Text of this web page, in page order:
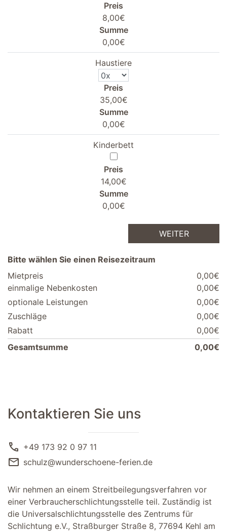
Preis
8,00€
Summe
0,00€
Haustiere
Preis
35,00€
Summe
0,00€
Kinderbett
Preis
14,00€
Summe
0,00€
WEITER
Bitte wählen Sie einen Reisezeitraum
Mietpreis
0,00€
einmalige Nebenkosten
0,00€
optionale Leistungen
0,00€
Zuschläge
0,00€
Rabatt
0,00€
Gesamtsumme
0,00€
Kontaktieren Sie uns
call +49 173 92 0 97 11
mail schulz@wunderschoene-ferien.de
Wir nehmen an einem Streitbeilegungsverfahren vor
einer Verbraucherschlichtungsstelle teil. Zuständig ist
die Universalschlichtungsstelle des Zentrums für
Schlichtung e.V., Straßburger Straße 8, 77694 Kehl am